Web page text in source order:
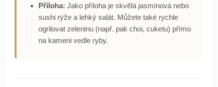
Příloha: Jako příloha je skvělá jasmínová nebo
sushi rýže a lehký salát. Můžete také rychle
ogrilovat zeleninu (např. pak choi, cuketu) přímo
na kameni vedle ryby.